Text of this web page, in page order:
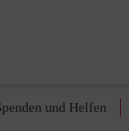
und Helfen